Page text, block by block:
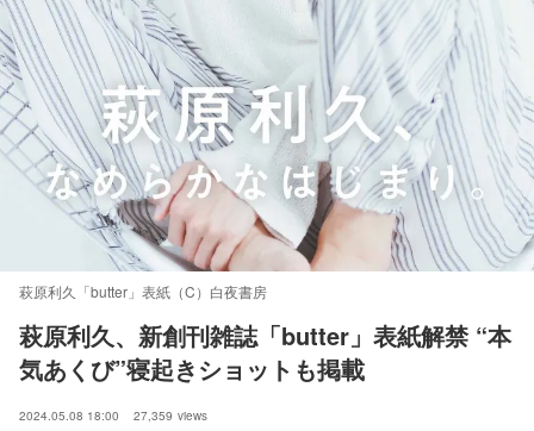
萩原利久「butter」表紙（C）白夜書房
萩原利久、新創刊雑誌「butter」表紙解禁 “本
気あくび”寝起きショットも掲載
2024.05.08 18:00 27,359 views